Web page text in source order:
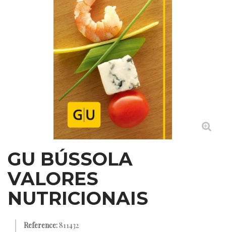
GU BÚSSOLA
VALORES
NUTRICIONAIS
Reference:811432